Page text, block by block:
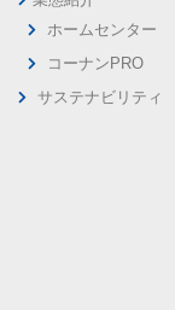
ホームセンター
コーナンPRO
サステナビリティ